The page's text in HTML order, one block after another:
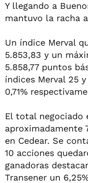
Y llegando a
mantuvo la racha
Un índice Merval
5.853,83 y un
5.858,77 puntos
índices Merval 25
0,71%
El total negociado
aproximadamente
en Cedear. Se
10 acciones
ganadoras
Transener un